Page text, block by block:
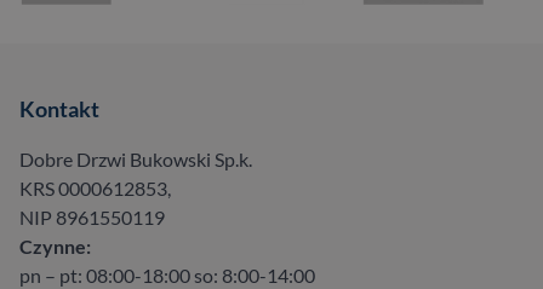
Kontakt
Dobre Drzwi Bukowski Sp.k.
KRS 0000612853,
NIP 8961550119
Czynne:
pn – pt: 08:00-18:00 so: 8:00-14:00